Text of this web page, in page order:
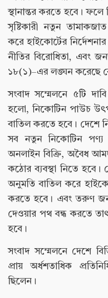
স্থানান্তর করতে হবে।
সৃষ্টিকারী নতুন
করে হাইকোর্টের
নীতির বিরোধিতা, এবং
১৮(১)–এর লঙ্ঘন করেছে
সংবাদ সম্মেলনে ৫টি
হলো, নিকোটিন পাউচ
বাতিল করতে হবে। দেশে
সব নতুন নিকোটিন পণ্য
অনলাইন বিক্রি, অবৈধ
কঠোর ব্যবস্থা নিতে হবে।
অনুমতি বাতিল করে
করতে হবে। এবং তরুণ
দেওয়ার পথ বন্ধ করতে
হবে।
সংবাদ সম্মেলনে দেশে
প্রায় অর্ধশতাধিক
ছিলেন।